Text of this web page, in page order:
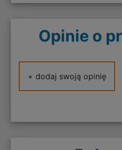
Opinie o
+ dodaj swoją opinię